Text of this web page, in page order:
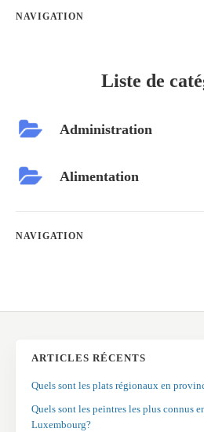
NAVIGATION
Liste de
Administration
Alimentation
NAVIGATION
ARTICLES RÉCENTS
Quels sont les plats régionaux en
Quels sont les peintres les plus connus
Luxembourg?